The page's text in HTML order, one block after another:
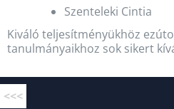
Szenteleki Cintia
Kiváló teljesítményükhöz
tanulmányaikhoz sok sikert
<<<